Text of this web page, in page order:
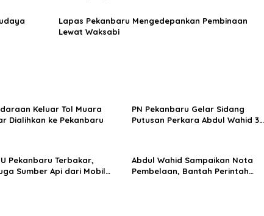
Lapas Pekanbaru Mengedepankan Pembinaan
Lewat Waksabi
Keluar Tol Muara
Dialihkan ke Pekanbaru
PN Pekanbaru Gelar Sidang
Putusan Perkara Abdul Wahid 30
Pekanbaru Terbakar,
Sumber Api dari Mobil
Abdul Wahid Sampaikan Nota
Pembelaan, Bantah Perintah